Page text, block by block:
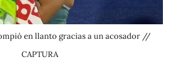
en llanto gracias a un acosador //
CAPTURA